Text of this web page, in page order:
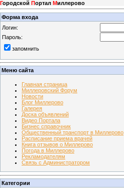
Городской Портал Миллерово
Форма входа
Логин:
Пароль:
запомнить
Меню сайта
Главная страница
Миллеровский Форум
Новости
Блог Миллерово
Галерея
Доска объявлений
Видео Портала
Бизнес справочник
Общественный транспорт в Миллерово
Расписание приема врачей
Книга отзывов о Миллерово
Погода в Миллерово
Рекламодателям
Связь с Администратором
Категории